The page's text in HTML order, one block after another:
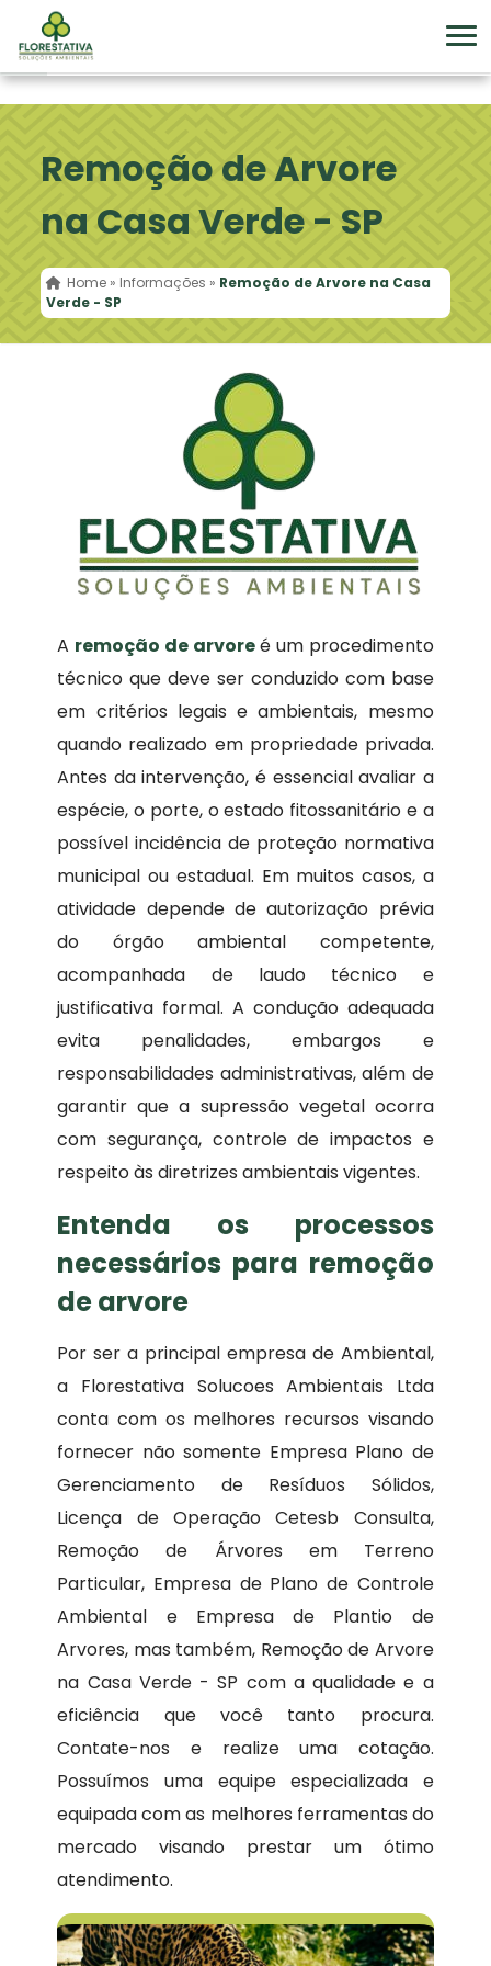
Remoção de Arvore
na Casa Verde - SP
Home » Informações » Remoção de Arvore na Casa
Verde - SP
A remoção de arvoreé um procedimento
técnico que deve ser conduzido com base
em critérios legais e ambientais, mesmo
quando realizado em propriedade privada.
Antes da intervenção, é essencial avaliar a
espécie, o porte, o estado fitossanitário e a
possível incidência de proteção normativa
municipal ou estadual. Em muitos casos, a
atividade depende de autorização prévia
do órgão ambiental competente,
acompanhada de laudo técnico e
justificativa formal. A condução adequada
evita penalidades, embargos e
responsabilidades administrativas, além de
garantir que a supressão vegetal ocorra
com segurança, controle de impactos e
respeito às diretrizes ambientais vigentes.
Entenda os processos
necessários para remoção
de arvore
Por ser a principal empresa de Ambiental,
a Florestativa Solucoes Ambientais Ltda
conta com os melhores recursos visando
fornecer não somente Empresa Plano de
Gerenciamento de Resíduos Sólidos,
Licença de Operação Cetesb Consulta,
Remoção de Árvores em Terreno
Particular, Empresa de Plano de Controle
Ambiental e Empresa de Plantio de
Arvores, mas também, Remoção de Arvore
na Casa Verde - SP com a qualidade e a
eficiência que você tanto procura.
Contate-nos e realize uma cotação.
Possuímos uma equipe especializada e
equipada com as melhores ferramentas do
mercado visando prestar um ótimo
atendimento.